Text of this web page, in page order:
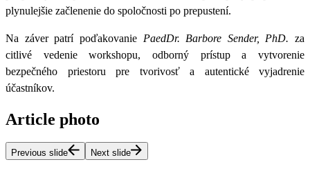
plynulejšie začlenenie do spoločnosti po prepustení.
Na záver patrí poďakovanie PaedDr. Barbore Sender, PhD. za
citlivé vedenie workshopu, odborný prístup a vytvorenie
bezpečného priestoru pre tvorivosť a autentické vyjadrenie
účastníkov.
Article photo
Previous slide Next slide